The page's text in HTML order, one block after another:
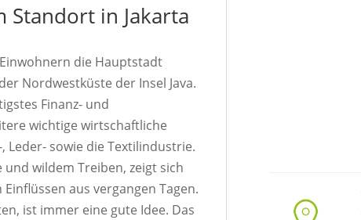
in Jakarta
die Hauptstadt
Nordwestküste der Insel Java.
Finanz- und
wichtige wirtschaftliche
Leder- sowie die Textilindustrie.
wildem Treiben, zeigt sich
aus vergangen Tagen.
ist immer eine gute Idee. Das